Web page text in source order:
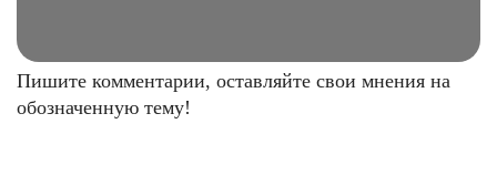
Пишите комментарии, оставляйте свои мнения на
обозначенную тему!